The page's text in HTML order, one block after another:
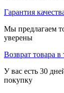
Гарантия
Мы предлагаем
уверены
Возврат товара
У вас есть 30
покупку